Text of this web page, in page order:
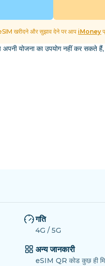
अन्वेषण करें
खरीदने और सुझाव देने पर आप iMoney
योजना का उपयोग नहीं कर सकते हैं,
गति
4G / 5G
अन्य जानकारी
eSIM QR कोड कुछ ही